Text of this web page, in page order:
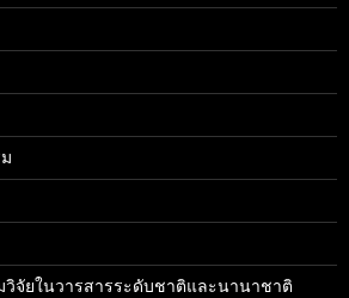
วิจัยในวารสารระดับชาติและนานาชาติ